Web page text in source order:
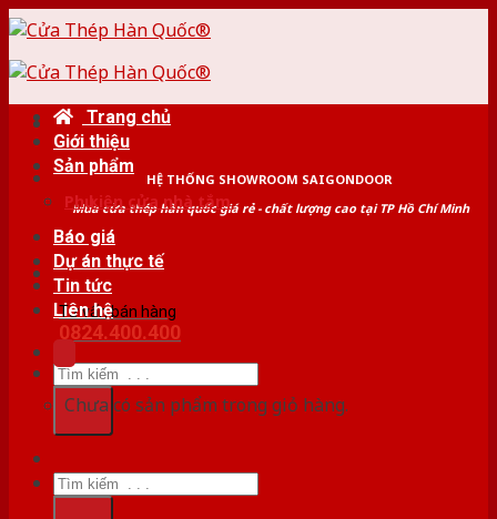
Skip
content
HỆ THỐNG SHOWROOM SAIGONDOOR
Mua cửa thép hàn quốc giá rẻ - chất lượng cao tại TP Hồ Chí Minh
Tư vấn bán hàng
0824.400.400
Tìm
kiếm:
Trang chủ
Giới thiệu
Sản phẩm
Phụ kiện cửa nhà tắm
Báo giá
Dự án thực tế
Tin tức
Liên hệ
Chưa có sản phẩm trong giỏ hàng.
Tìm
kiếm: